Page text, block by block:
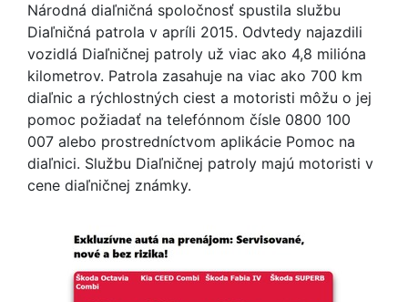
Národná diaľničná spoločnosť spustila službu
Diaľničná patrola v apríli 2015. Odvtedy najazdili
vozidlá Diaľničnej patroly už viac ako 4,8 milióna
kilometrov. Patrola zasahuje na viac ako 700 km
diaľnic a rýchlostných ciest a motoristi môžu o jej
pomoc požiadať na telefónnom čísle 0800 100
007 alebo prostredníctvom aplikácie Pomoc na
diaľnici. Službu Diaľničnej patroly majú motoristi v
cene diaľničnej známky.